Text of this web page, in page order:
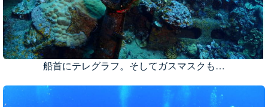
船首にテレグラフ。そしてガスマスクも…